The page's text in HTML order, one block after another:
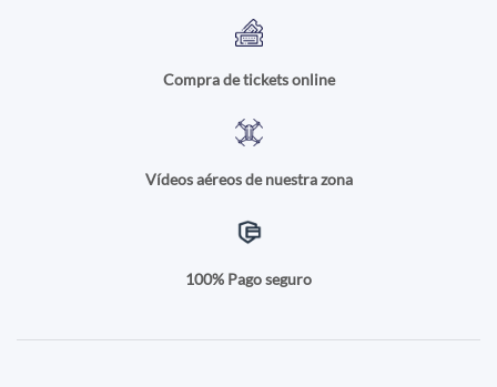
Compra de tickets online
Vídeos aéreos de nuestra zona
100% Pago seguro